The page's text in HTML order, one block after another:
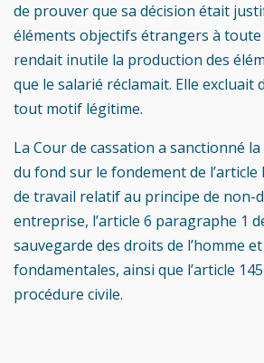
de prouver que sa décision était
éléments objectifs étrangers à
rendait inutile la production des
que le salarié réclamait. Elle excluait
tout motif légitime.
La Cour de cassation a sanctionné
du fond sur le fondement de l’article
de travail relatif au principe de non-
entreprise, l’article 6 paragraphe 1
sauvegarde des droits de l’homme
fondamentales, ainsi que l’article
procédure civile.